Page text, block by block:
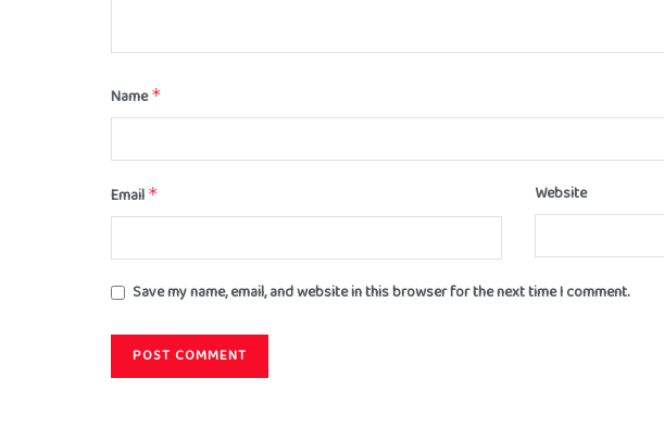
Name*
Email * Website
Save my name, email, and website in this browser for the next time I comment.